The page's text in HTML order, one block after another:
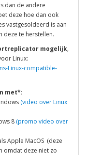
dan de andere
deze hoe dan ook
vastgesoldeerd is aan
deze te herstellen.
mogelijk,
Linux:
Linux-compatible-
met*:
(video over Linux
8 (promo video over
Apple MacOS (deze
omdat deze niet zo